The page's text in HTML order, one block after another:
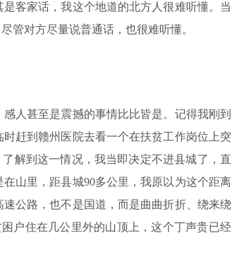
客家话，我这个地道的北方人很难听懂。当
管对方尽量说普通话，也很难听懂。
人甚至是震撼的事情比比皆是。记得我刚到
赶到赣州医院去看一个在扶贫工作岗位上突
解到这一情况，我当即决定不进县城了，直
山里，距县城90多公里，我原以为这个距离
公路，也不是国道，而是曲曲折折、绕来绕
户住在几公里外的山顶上，这个丁声贵已经